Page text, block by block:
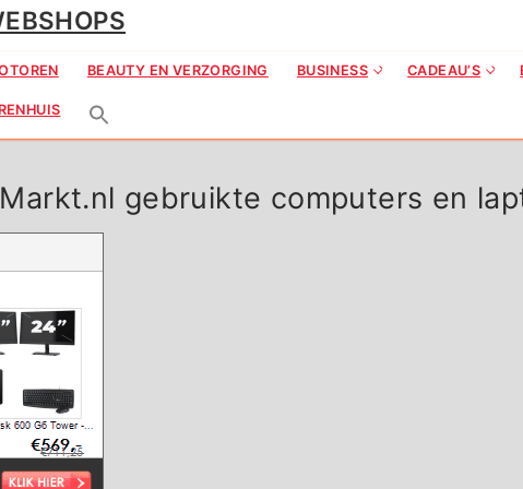
BEAUTY EN VERZORGING BUSINESS CADEAU’S
gebruikte computers en